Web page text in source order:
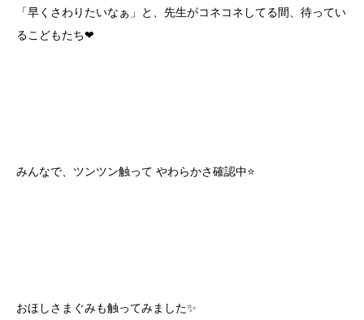
「早くさわりたいなぁ」と、先生がコネコネしてる間、待ってい
るこどもたち❤
みんなで、ツンツン触って やわらかさ確認中⭐
おほしさまぐみも触ってみました✨